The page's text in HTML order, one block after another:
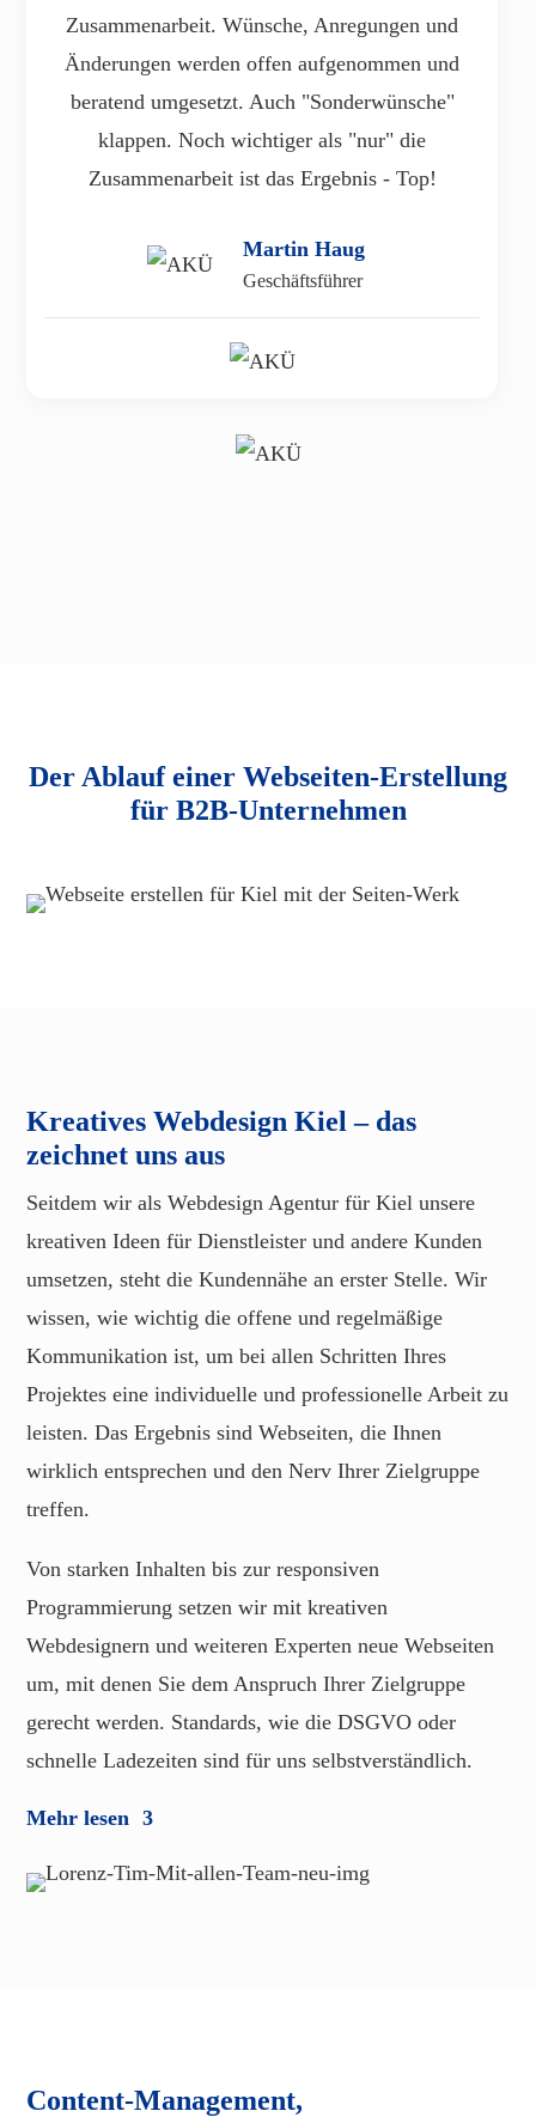
Zusammenarbeit. Wünsche, Anregungen und
Änderungen werden offen aufgenommen und
beratend umgesetzt. Auch "Sonderwünsche"
klappen. Noch wichtiger als "nur" die
Zusammenarbeit ist das Ergebnis - Top!
Martin Haug
Geschäftsführer
Der Ablauf einer Webseiten-Erstellung
für B2B-Unternehmen
Kreatives Webdesign Kiel – das
zeichnet uns aus
Seitdem wir als Webdesign Agentur für Kiel unsere
kreativen Ideen für Dienstleister und andere Kunden
umsetzen, steht die Kundennähe an erster Stelle. Wir
wissen, wie wichtig die offene und regelmäßige
Kommunikation ist, um bei allen Schritten Ihres
Projektes eine individuelle und professionelle Arbeit zu
leisten. Das Ergebnis sind Webseiten, die Ihnen
wirklich entsprechen und den Nerv Ihrer Zielgruppe
treffen.
Von starken Inhalten bis zur responsiven
Programmierung setzen wir mit kreativen
Webdesignern und weiteren Experten neue Webseiten
um, mit denen Sie dem Anspruch Ihrer Zielgruppe
gerecht werden. Standards, wie die DSGVO oder
schnelle Ladezeiten sind für uns selbstverständlich.
Mehr lesen
Content-Management,